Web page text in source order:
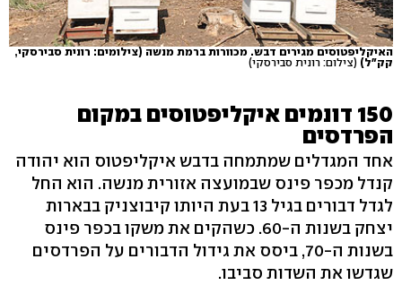
האיקליפטוסים מגירים דבש. מכוורות ברמת מנשה (צילומים: רונית סבירסקי,
קק"ל) (צילום: רונית סבירסקי)
150 דונמים איקליפטוסים במקום
הפרדסים
אחד המגדלים שמתמחה בדבש איקליפטוס הוא יהודה
קנדל מכפר פינס שבמועצה אזורית מנשה. הוא החל
לגדל דבורים בגיל 13 בעת היותו קיבוצניק בבארות
יצחק בשנות ה-60. כשהקים את משקו בכפר פינס
בשנות ה-70, ביסס את גידול הדבורים על הפרדסים
שגדשו את השדות סביבו.